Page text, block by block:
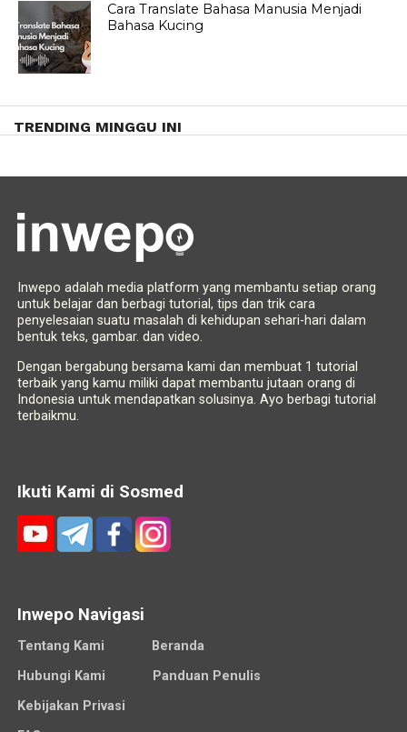
Cara Translate Bahasa Manusia Menjadi
Bahasa Kucing
TRENDING MINGGU INI
Inwepo adalah media platform yang membantu setiap orang
untuk belajar dan berbagi tutorial, tips dan trik cara
penyelesaian suatu masalah di kehidupan sehari-hari dalam
bentuk teks, gambar. dan video.
Dengan bergabung bersama kami dan membuat 1 tutorial
terbaik yang kamu miliki dapat membantu jutaan orang di
Indonesia untuk mendapatkan solusinya. Ayo berbagi tutorial
terbaikmu.
Ikuti Kami di Sosmed
Inwepo Navigasi
Tentang Kami
Beranda
Hubungi Kami
Panduan Penulis
Kebijakan Privasi